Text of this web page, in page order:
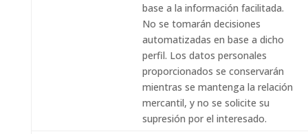
base a la información facilitada.
No se tomarán decisiones
automatizadas en base a dicho
perfil. Los datos personales
proporcionados se conservarán
mientras se mantenga la relación
mercantil, y no se solicite su
supresión por el interesado.